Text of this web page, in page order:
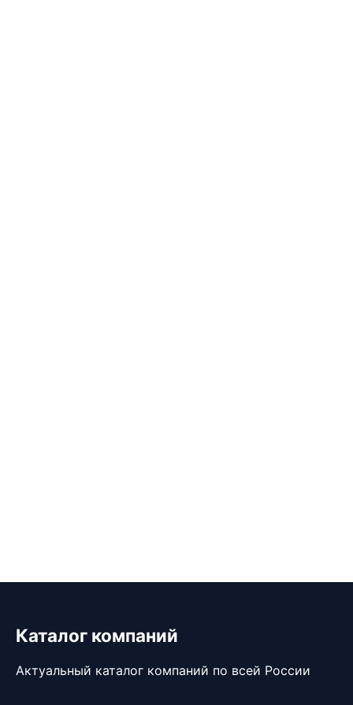
Каталог компаний
Актуальный каталог компаний по всей России